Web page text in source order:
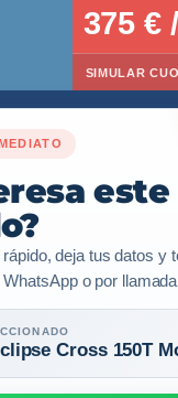
375 €
SIMULAR
este
deja tus datos y
o por
Cross 150T